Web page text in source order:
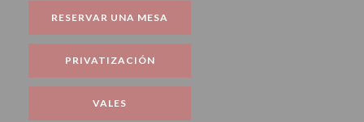
RESERVAR UNA MESA
PRIVATIZACIÓN
VALES